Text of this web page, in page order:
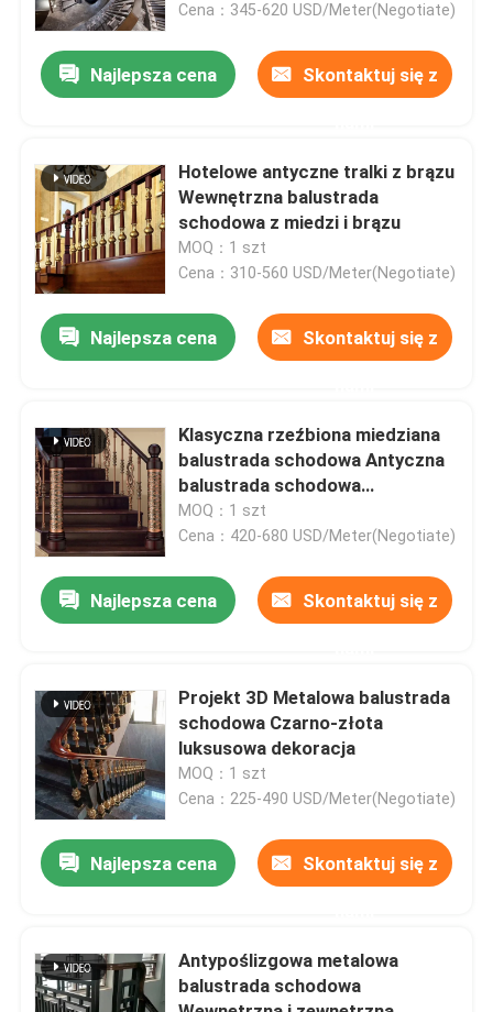
Produkty
O nas
Wycieczka po fabryce
Skontaktuj się z nami
Aktualności
Poprosić o wycenę
Dekoracyjna metalowa rzeźba
Cena：345-620 USD/Meter(Negotiate)
Najlepsza cena Skontaktuj się z
Hotelowe antyczne tralki z brązu
Wewnętrzna balustrada
schodowa z miedzi i brązu
MOQ：1 szt
Cena：310-560 USD/Meter(Negotiate)
Najlepsza cena Skontaktuj się z
Klasyczna rzeźbiona miedziana
balustrada schodowa Antyczna
balustrada schodowa
dostosowana
MOQ：1 szt
Cena：420-680 USD/Meter(Negotiate)
Najlepsza cena Skontaktuj się z
Projekt 3D Metalowa balustrada
schodowa Czarno-złota
luksusowa dekoracja
MOQ：1 szt
Cena：225-490 USD/Meter(Negotiate)
Najlepsza cena Skontaktuj się z
Antypoślizgowa metalowa
balustrada schodowa